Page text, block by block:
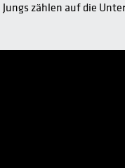
zählen auf die